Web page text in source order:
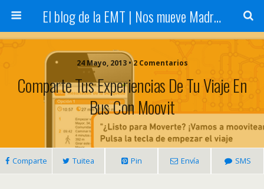
El blog de la EMT | Nos mueve Madrid
24 Mayo, 2013 • 2 Comentarios
Comparte Tus Experiencias De Tu Viaje En
Bus Con Moovit
Comparte Tuitea Pin Envía SMS